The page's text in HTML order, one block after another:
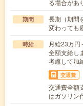
る場合が
期間
長期（期間
変わっても
時給
月給23万
全額支給
考慮して加
交通費
交通費全額
はガソリン